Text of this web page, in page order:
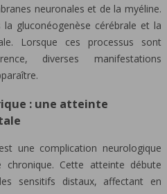
neuronales et de la myéline.
gluconéogenèse cérébrale et la
Lorsque ces processus sont
diverses manifestations
: une atteinte
une complication neurologique
chronique. Cette atteinte débute
sensitifs distaux, affectant en